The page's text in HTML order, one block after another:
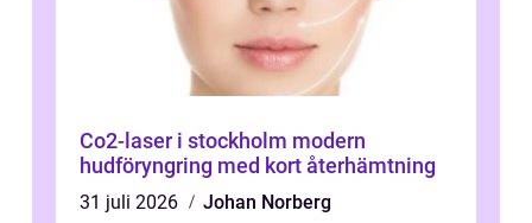
Co2-laser i stockholm modern
hudföryngring med kort återhämtning
31 juli 2026
Johan Norberg